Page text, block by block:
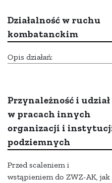
Działalność w ruchu
kombatanckim
Opis działań:
Przynależność i udział
w pracach innych
organizacji i
podziemnych
Przed scaleniem i
wstąpieniem do ZWZ-AK, jak